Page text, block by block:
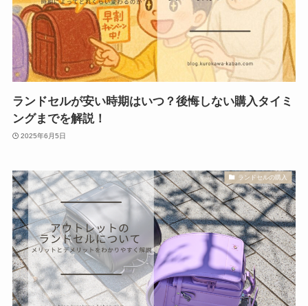
ランドセルが安い時期はいつ？後悔しない購入タイミ
ングまでを解説！
2025年6月5日
ランドセルの購入